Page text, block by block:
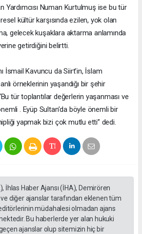
Yardımcısı Numan Kurtulmuş ise bu tür
kültür karşısında ezilen, yok olan
gelecek kuşaklara aktarma anlamında
getirdiğini belirtti.
İsmail Kavuncu da Siirt’in, İslam
örneklerinin yaşandığı bir şehir
tür toplantılar değerlerin yaşanması ve
. Eyüp Sultan’da böyle önemli bir
yapmak bizi çok mutlu etti” dedi.
İhlas Haber Ajansı (İHA), Demirören
ve diğer ajanslar tarafından eklenen tüm
müdahalesi olmadan ajans
Bu haberlerde yer alan hukuki
ajanslar olup sitemizin hiç bir